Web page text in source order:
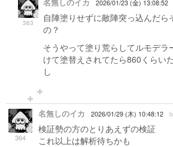
363
名無しのイカ 2026/01/23 (金) 13:08:52
自陣塗りせずに敵陣突っ込んだら
の？
そうやって塗り荒らしてルモデラ
けて塗替えされてたら860くらい
し
364
名無しのイカ 2026/01/29 (木) 10:48:12
検証勢の方のとりあえずの検証
これ以上は解析待ちかも